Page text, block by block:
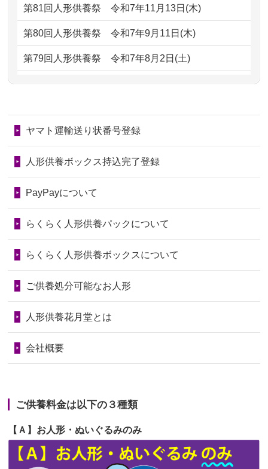
2026/06/30長年大事にしてきた雛人形です、供養
ガラスケースのまま引き取ってくださ
るのが助か...
ました。お...
2026/06/28きちんと供養していただけると思った
ので、お願...
いたことが...
2026/06/28老後のことを考え体力のあるうちに身
2026/06/28人形たちに これまで本当にありがとう
天...
2026/06/24今は亡き両親が孫（私の子供）の初節
句に贈って...
が伸びた時...
2026/06/22
娘の初めてのひな祭りにあわせて、娘
の祖父母か...
供養が終わったお人形以外はどうして
るのですか？
しょうか？
2024/01/04ガラスケースは外しても良いですか？
第81回人形供養祭令和7年11月13日(木)
第80回人形供養祭令和7年9月11日(木)
第79回人形供養祭令和7年8月2日(土)
第78回人形供養祭令和7年6月20日(金)
第76回人形供養祭令和7年2月28日(金)
第75回人形供養祭令和7年1月17日(金)
第73回人形供養祭令和6年10月17日(木)
第71回人形供養祭令和6年8月1日(木)
第70回人形供養祭令和6年6月21日(金)
第68回人形供養祭令和6年3月22日(金)
第65回人形供養祭令和5年11月09日(木)
第64回人形供養祭令和5年9月21日(木)
第63回人形供養祭 令和5年8月1日(火)
ヤマト運輸送り状番号登録
人形供養ボックス持込完了登録
PayPayについて
らくらく人形供養パックについて
らくらく人形供養ボックスについて
ご供養処分可能なお人形
人形供養花月堂とは
会社概要
ご供養料金は以下の３種類
【Ａ】お人形・ぬいぐるみのみ